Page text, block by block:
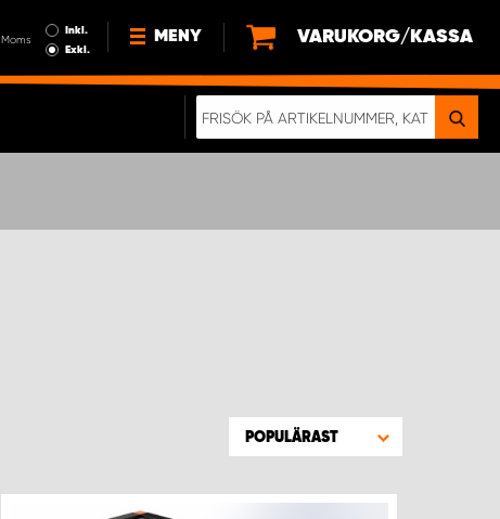
Moms
Inkl.
Exkl.
MENY
NYHETER
VARUKORG/KASSA
POPULÄRAST